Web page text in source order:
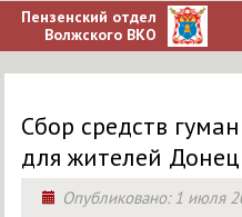
Пензенский отдел
Волжского ВКО
Сбор средств
для жителей
Опубликовано: 1 июля